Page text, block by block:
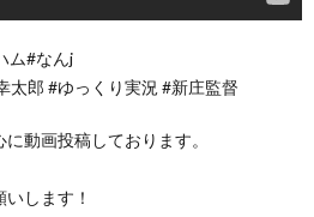
ム#なんj
太郎 #ゆっくり実況 #新庄監督
動画投稿しております。
します！